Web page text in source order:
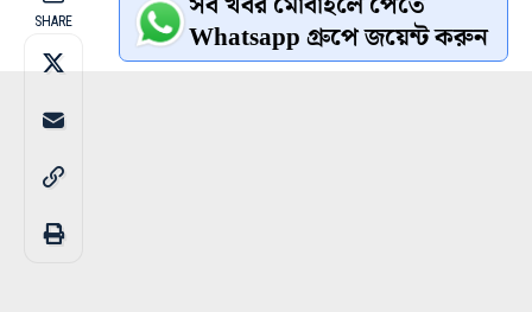
SHARE Whatsapp গ্রুপে জয়েন্ট করুন